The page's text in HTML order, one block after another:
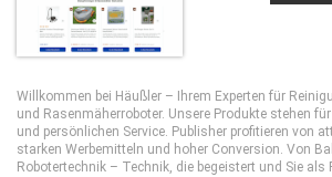
Willkommen bei Häußler – Ihrem Experten für
und Rasenmäherroboter. Unsere Produkte stehen
und persönlichen Service. Publisher profitieren von
starken Werbemitteln und hoher Conversion. Von
Robotertechnik – Technik, die begeistert und Sie als